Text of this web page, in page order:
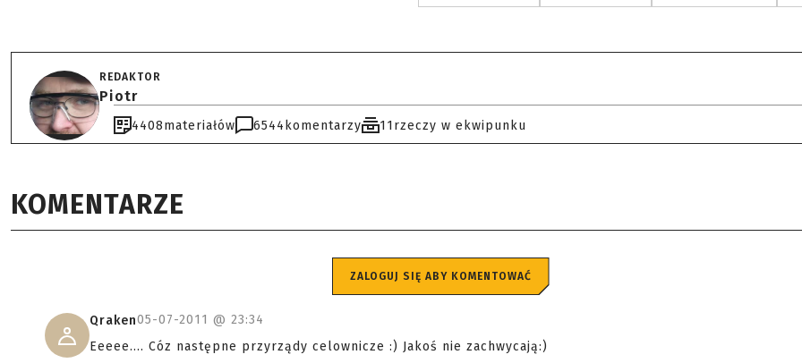
REDAKTOR
Piotr
4408materiałów 6544 komentarzy 11rzeczy w ekwipunku
KOMENTARZE
ZALOGUJ SIĘ ABY KOMENTOWAĆ
Qraken05-07-2011 @ 23:34
Eeeee.... Cóz następne przyrządy celownicze :) Jakoś nie zachwycają:)